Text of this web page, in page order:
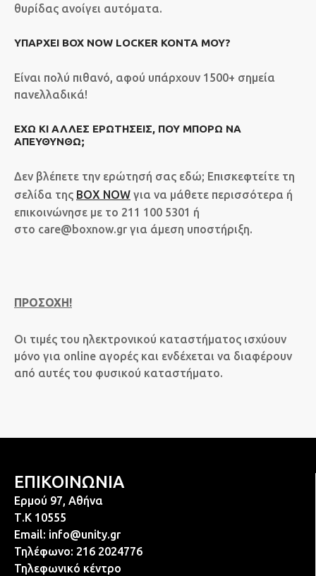
θυρίδας ανοίγει αυτόματα.
ΥΠΆΡΧΕΙ BOX NOW LOCKER ΚΟΝΤΆ ΜΟΥ?
Είναι πολύ πιθανό, αφού υπάρχουν 1500+ σημεία
πανελλαδικά!
ΈΧΩ ΚΙ ΆΛΛΕΣ ΕΡΩΤΉΣΕΙΣ, ΠΟΥ ΜΠΟΡΏ ΝΑ
ΑΠΕΥΘΥΝΘΏ;
Δεν βλέπετε την ερώτησή σας εδώ; Επισκεφτείτε τη
σελίδα της BOX NOW για να μάθετε περισσότερα ή
επικοινώνησε με το 211 100 5301 ή
στο care@boxnow.gr για άμεση υποστήριξη.
ΠΡΟΣΟΧΗ!
Οι τιμές του ηλεκτρονικού καταστήματος ισχύουν
μόνο για online αγορές και ενδέχεται να διαφέρουν
από αυτές του φυσικού καταστήματο.
ΕΠΙΚΟΙΝΩΝΙΑ
Ερμού 97, Αθήνα
Τ.Κ 10555
Email: info@unity.gr
Τηλέφωνο: 216 2024776
Τηλεφωνικό κέντρο